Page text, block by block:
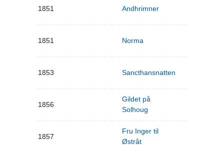
1851 Andhrimner
1851 Norma
1853 Sancthansnatten
1856
Gildet på
Solhoug
1857
Fru Inger til
Østråt